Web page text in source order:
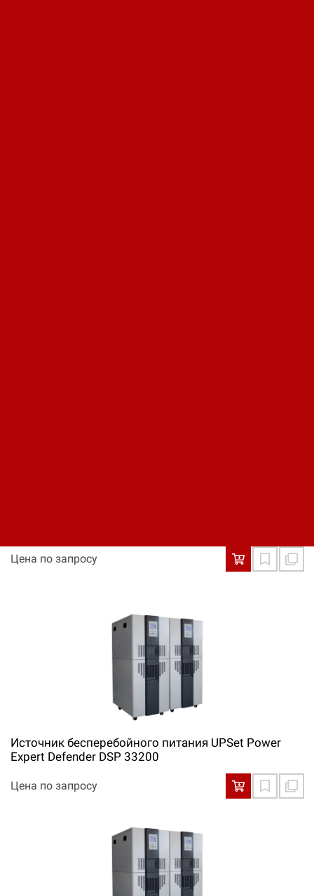
Цена по запросу
Источник бесперебойного питания UPSet Power
Expert Defender DSP 33200
Цена по запросу